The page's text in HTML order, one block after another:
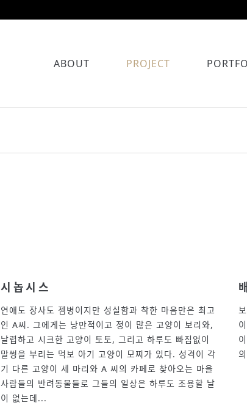
ABOUT PROJECT
시놉시스
연애도 장사도 젬병이지만 성실함과 착한 마음만은 최고
인 A씨. 그에게는 낭만적이고 정이 많은 고양이 보리와,
날렵하고 시크한 고양이 토토, 그리고 하루도 빠짐없이
말썽을 부리는 먹보 아기 고양이 모찌가 있다. 성격이 각
기 다른 고양이 세 마리와 A 씨의 카페로 찾아오는 마을
사람들의 반려동물들로 그들의 일상은 하루도 조용할 날
이 없는데...